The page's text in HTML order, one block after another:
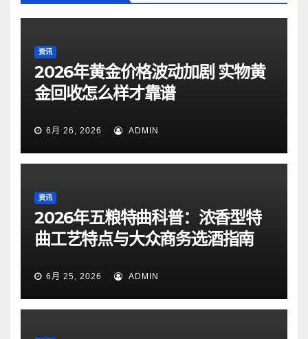
资讯
2026年黄金价格波动加剧 实物黄
金回收怎么样才靠谱
6月 26, 2026 ADMIN
资讯
2026年五粮特曲科普：浓香型特
曲工艺特点与大众商务选酒指南
6月 25, 2026 ADMIN